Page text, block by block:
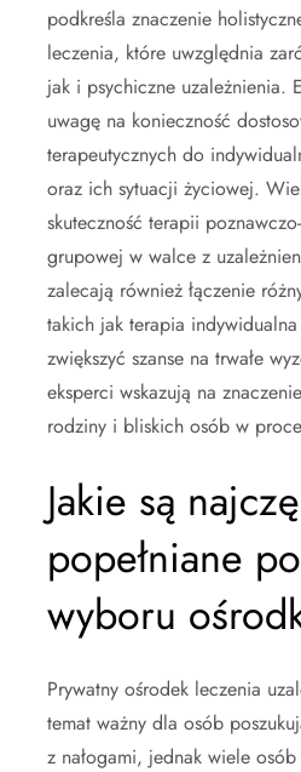
podkreśla znaczenie
leczenia, które uwzględnia
jak i psychiczne uzależnienia.
uwagę na konieczność
terapeutycznych do
oraz ich sytuacji życiowej.
skuteczność terapii
grupowej w walce z
zalecają również łączenie
takich jak terapia
zwiększyć szanse na trwałe
eksperci wskazują na
rodziny i bliskich osób w
Jakie są
popełniane
wyboru
Prywatny ośrodek leczenia
temat ważny dla osób
z nałogami, jednak wiele